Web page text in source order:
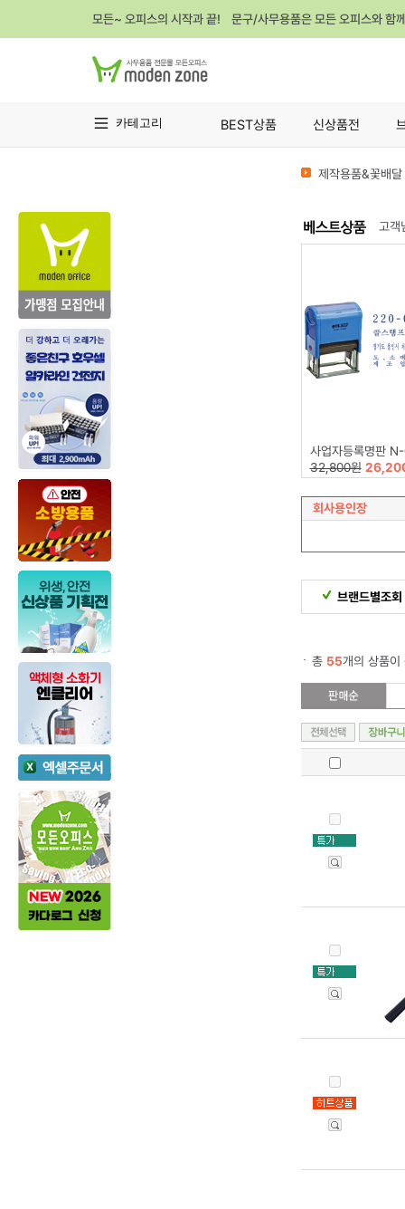
모든~ 오피스의 시작과 끝! 문구/사무용품은 모든 오피스와 함
카테고리 BEST상품 신상품전
제작용품&꽃배
고객
사업자등록명판 N-0827 (잉크내장형
32,800원
회사용인장
브랜드별조회
총 55개의 상품이